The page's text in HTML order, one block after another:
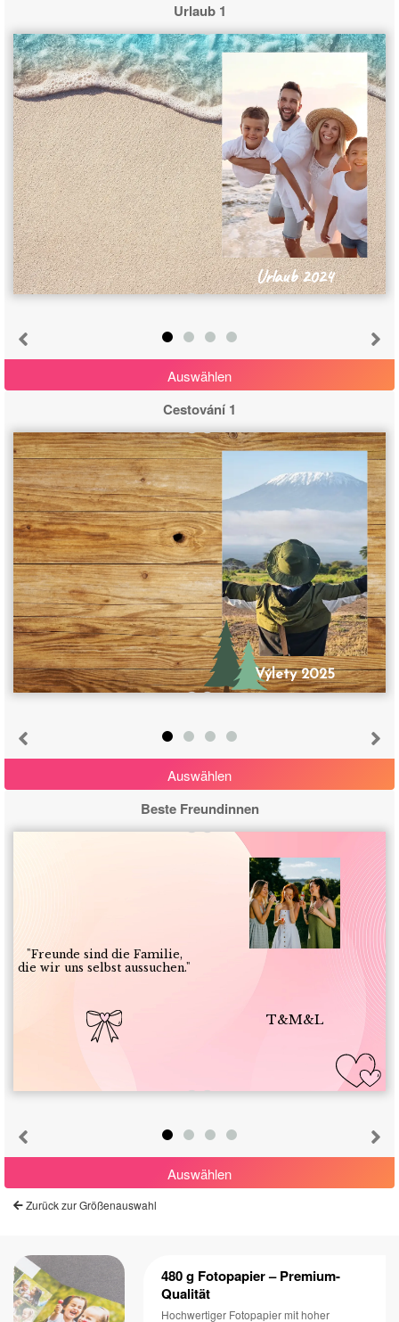
Urlaub 1
Urlaub 2024
Auswählen
Cestování 1
Výlety 2025
Auswählen
Beste Freundinnen
"Freunde sind die Familie,
die wir uns selbst aussuchen."
T&M&L
Auswählen
Zurück zur Größenauswahl
Abbrechen
480 g Fotopapier – Premium-
Qualität
Hochwertiger Fotopapier mit hoher